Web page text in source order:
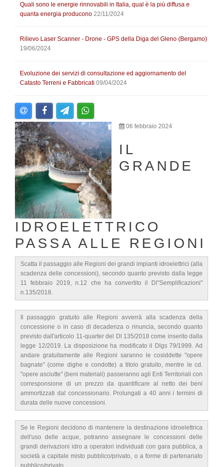
Quali sono le energie rinnovabili in Italia, qual è la più diffusa e
quanta energia producono 22/11/2024
Rilievo Laser Scanner - Drone - GPS della Diga del Gleno (Bergamo)
19/06/2024
Evoluzione dei servizi di consultazione ed aggiornamento del
Catasto Terreni e Fabbricati 09/04/2024
06 febbraio 2024
IL
GRANDE
IDROELETTRICO
PASSA ALLE REGIONI
Scatta il passaggio alle Regioni dei grandi impianti idroelettrici (alla
scadenza delle concessioni), secondo quanto previsto dalla legge
11 febbraio 2019, n.12 che ha convertito il Dl"Semplificazioni"
n.135/2018.
Il passaggio gratuito alle Regioni avverrà alla scadenza della
concessione o in caso di decadenza o rinuncia, secondo quanto
previsto dall'articolo 11-quarter del Dl 135/2018 come inserito dalla
legge 12/2019. La disposizione ha modificato il Dlgs 79/1999. Ad
andare gratuitamente alle Regioni saranno le cosiddette "opere
bagnate" (come dighe e condotte) a titolo gratuito, mentre le cd.
"opere asciutte" (beni materiali) passeranno agli Enti Territoriali con
corresponsione di un prezzo da quantificare al netto dei beni
ammortizzati dal concessionario. Prolungati a 40 anni i termini di
durata delle nuove concessioni.
Se le Regioni decidono di mantenere la destinazione idroelettrica
dell'uso delle acque, potranno assegnare le concessioni delle
grandi derivazioni idro a operatori individuati con gara pubblica, a
società a capitale misto pubblico/privato, o a forme di partenariato
pubblico/privato.